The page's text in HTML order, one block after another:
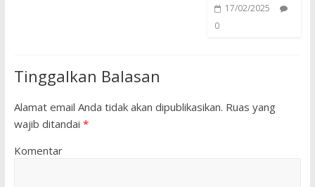
17/02/2025
0
Tinggalkan Balasan
Alamat email Anda tidak akan dipublikasikan. Ruas yang
wajib ditandai *
Komentar